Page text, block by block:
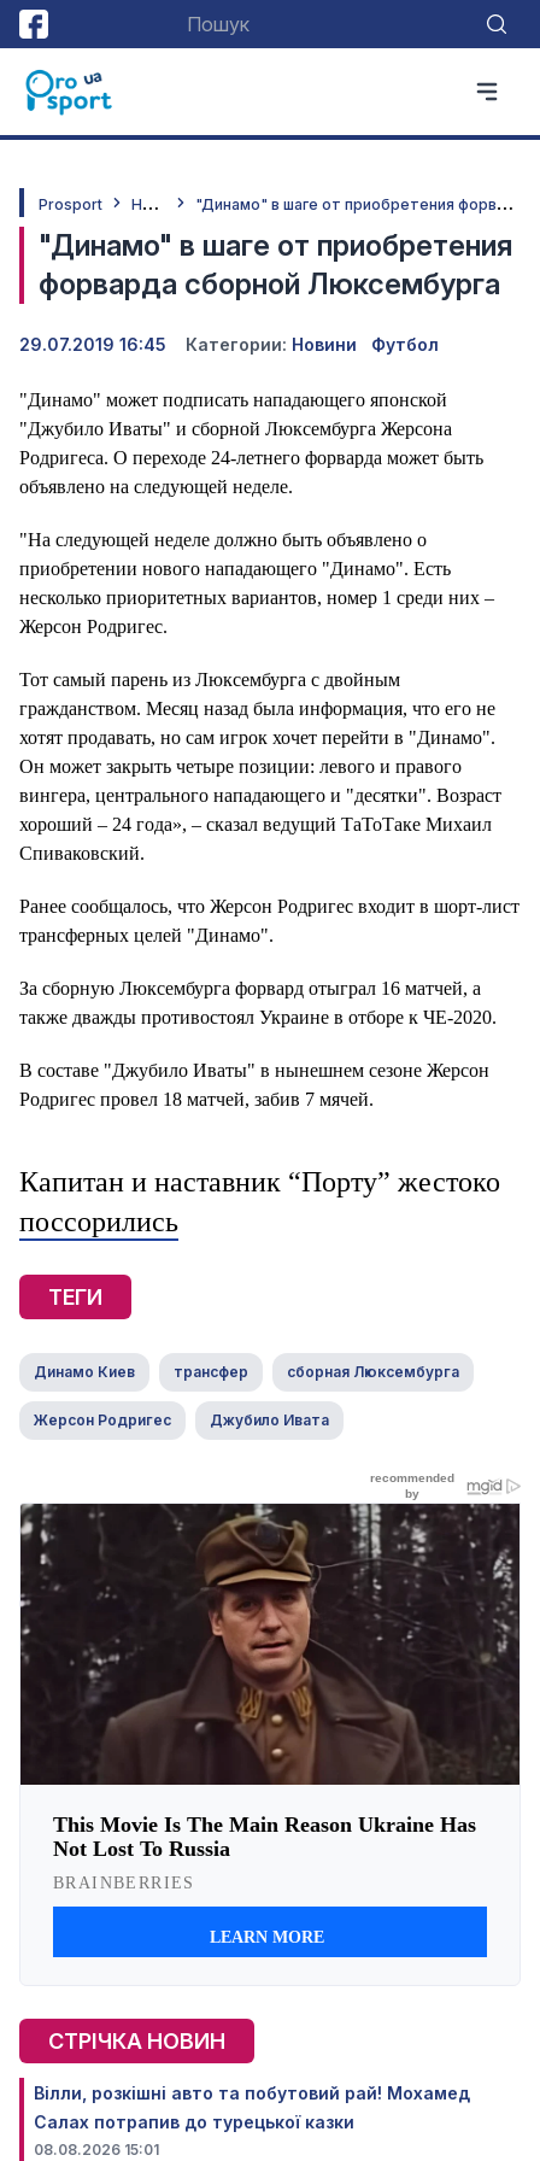
Prosport Н
овини "
Динамо" в шаге от приобретения форварда сборной Люксембурга
"Динамо" в шаге от приобретения
форварда сборной Люксембурга
29.07.2019 16:45 Категории: Новини Футбол
"Динамо" может подписать нападающего японской
"Джубило Иваты" и сборной Люксембурга Жерсона
Родригеса. О переходе 24-летнего форварда может быть
объявлено на следующей неделе.
"На следующей неделе должно быть объявлено о
приобретении нового нападающего "Динамо". Есть
несколько приоритетных вариантов, номер 1 среди них –
Жерсон Родригес.
Тот самый парень из Люксембурга с двойным
гражданством. Месяц назад была информация, что его не
хотят продавать, но сам игрок хочет перейти в "Динамо".
Он может закрыть четыре позиции: левого и правого
вингера, центрального нападающего и "десятки". Возраст
хороший – 24 года», – сказал ведущий ТаТоТаке Михаил
Спиваковский.
Ранее сообщалось, что Жерсон Родригес входит в шорт-лист
трансферных целей "Динамо".
За сборную Люксембурга форвард отыграл 16 матчей, а
также дважды противостоял Украине в отборе к ЧЕ-2020.
В составе "Джубило Иваты" в нынешнем сезоне Жерсон
Родригес провел 18 матчей, забив 7 мячей.
Капитан и наставник “Порту” жестоко
поссорились
ТЕГИ
Динамо Киев трансфер сборная Люксембурга
Жерсон Родригес Джубило Ивата
СТРІЧКА НОВИН
Вілли, розкішні авто та побутовий рай! Мохамед
Салах потрапив до турецької казки
08.08.2026 15:01